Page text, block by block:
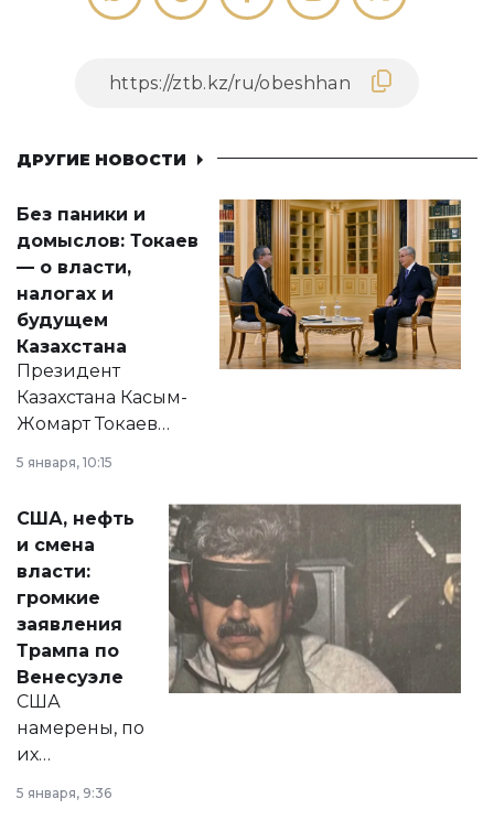
ДРУГИЕ НОВОСТИ
Без паники и
домыслов: Токаев
— о власти,
налогах и
будущем
Казахстана
Президент
Казахстана Касым-
Жомарт Токаев
сразу несколько
актуальных тем —
от слухов о
политических
реформах до
вопросов армии,
экономики и
личного здоровья.
5 января, 10:15
США, нефть
и смена
власти:
громкие
заявления
Трампа по
Венесуэле
США
намерены, по
их
принести
5 января, 9:36